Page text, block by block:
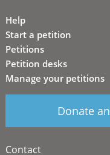
Help
Start a petition
Petitions
Petition desks
Manage your petitions
Donate
Contact